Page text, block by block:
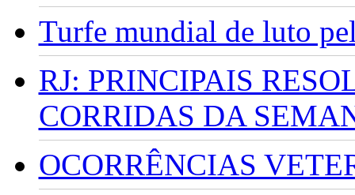
Turfe mundial de luto
RJ: PRINCIPAIS
CORRIDAS DA
OCORRÊNCIAS